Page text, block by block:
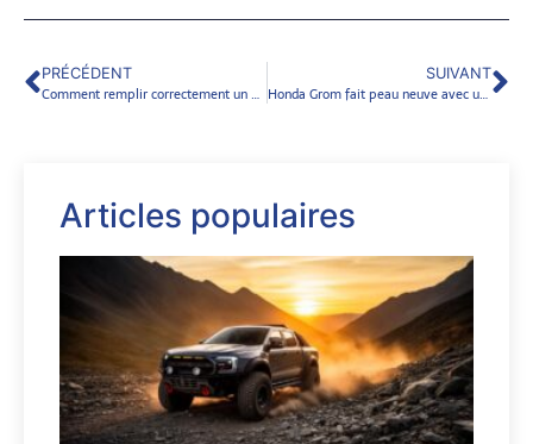
PRÉCÉDENT
Comment remplir correctement un modèle de contrat de vente voiture occasion entre particuliers en 2024
SUIVANT
Honda Grom fait peau neuve avec un phare à LED en Thaïlande : une transformation réussie
Articles populaires